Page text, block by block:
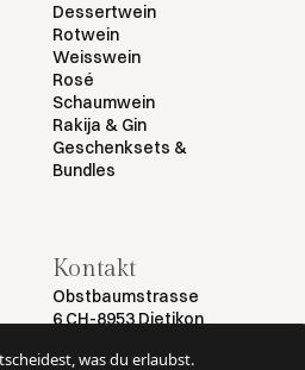
Dessertwein
Rotwein
Weisswein
Rosé
Schaumwein
Rakija & Gin
Geschenksets &
Bundles
Kontakt
Obstbaumstrasse
6 CH-8953 Dietikon
info@myvinodeal.ch
was du erlaubst.